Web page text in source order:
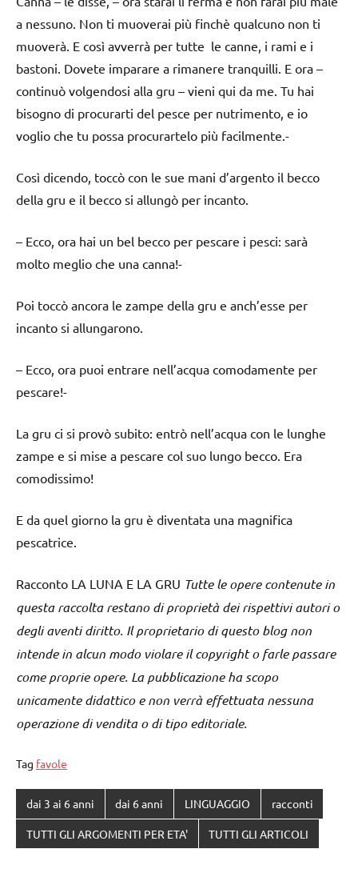
a nessuno. Non ti muoverai più finchè qualcuno non ti
muoverà. E così avverrà per tutte le canne, i rami e i
bastoni. Dovete imparare a rimanere tranquilli. E ora –
continuò volgendosi alla gru – vieni qui da me. Tu hai
bisogno di procurarti del pesce per nutrimento, e io
voglio che tu possa procurartelo più facilmente.-
Così dicendo, toccò con le sue mani d’argento il becco
della gru e il becco si allungò per incanto.
– Ecco, ora hai un bel becco per pescare i pesci: sarà
molto meglio che una canna!-
Poi toccò ancora le zampe della gru e anch’esse per
incanto si allungarono.
– Ecco, ora puoi entrare nell’acqua comodamente per
pescare!-
La gru ci si provò subito: entrò nell’acqua con le lunghe
zampe e si mise a pescare col suo lungo becco. Era
comodissimo!
E da quel giorno la gru è diventata una magnifica
pescatrice.
Racconto LA LUNA E LA GRU Tutte le opere contenute in
questa raccolta restano di proprietà dei rispettivi autori o
degli aventi diritto. Il proprietario di questo blog non
intende in alcun modo violare il copyright o farle passare
come proprie opere. La pubblicazione ha scopo
unicamente didattico e non verrà effettuata nessuna
operazione di vendita o di tipo editoriale.
Tag favole
dai 3 ai 6 anni dai 6 anni LINGUAGGIO racconti
TUTTI GLI ARGOMENTI PER ETA' TUTTI GLI ARTICOLI